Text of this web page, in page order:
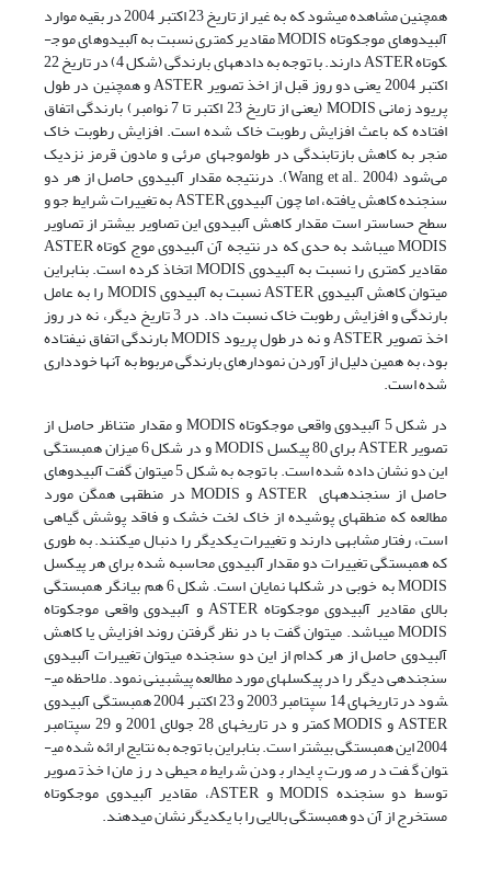
همچنین مشاهده می­شود که به غیر از تاریخ 23 اکتبر 2004 در بقیه موارد
آلبیدوهای موج­کوتاه MODIS مقادیر کمتری نسبت به آلبیدوهای موج­
کوتاه ASTER دارند. با توجه به داده­های بارندگی (شکل 4) در تاریخ 22
اکتبر 2004 یعنی دو روز قبل از اخذ تصویر ASTER و همچنین در طول
پریود زمانی MODIS (یعنی از تاریخ 23 اکتبر تا 7 نوامبر) بارندگی اتفاق
افتاده که باعث افزایش رطوبت خاک شده است. افزایش رطوبت خاک
منجر به کاهش بازتابندگی در طول­موج­های مرئی و مادون قرمز نزدیک
می‌شود (Wang et al., 2004). درنتیجه مقدار آلبیدوی حاصل از هر دو
سنجنده کاهش یافته، اما چون آلبیدوی ASTER به تغییرات شرایط جو و
سطح حساس­تر است مقدار کاهش آلبیدوی این تصاویر بیشتر از تصاویر
MODIS می­باشد به حدی که در نتیجه­ آن آلبیدوی موج کوتاه ASTER
مقادیر کمتری را نسبت به آلبیدوی MODIS اتخاذ کرده است. بنابراین
می­توان کاهش آلبیدوی ASTER نسبت به آلبیدوی MODIS را به عامل
بارندگی و افزایش رطوبت خاک نسبت داد. در 3 تاریخ دیگر، نه در روز
اخذ تصویر ASTER و نه در طول پریود MODIS بارندگی اتفاق نیفتاده
بود، به همین دلیل از آوردن نمودارهای بارندگی مربوط به آنها خودداری
شده است.
در شکل 5 آلبیدوی واقعی موج­کوتاه MODIS و مقدار متناظر حاصل از
تصویر ASTER برای 80 پیکسل MODIS و در شکل 6 میزان همبستگی
این دو نشان داده شده است. با توجه به شکل 5 می­توان گفت آلبیدوهای
حاصل از سنجنده­های ASTER و MODIS در منطقه­ی همگن مورد
مطالعه که منطقه­ای پوشیده از خاک لخت خشک و فاقد پوشش گیاهی
است، رفتار مشابهی دارند و تغییرات یکدیگر را دنبال می­کنند. به طوری
که همبستگی تغییرات دو مقدار آلبیدوی محاسبه شده برای هر پیکسل
MODIS به خوبی در شکل­ها نمایان است. شکل 6 هم بیانگر همبستگی
بالای مقادیر آلبیدوی موج­کوتاه ASTER و آلبیدوی واقعی موج­کوتاه
MODIS می­باشد. می­توان گفت با در نظر گرفتن روند افزایش یا کاهش
آلبیدوی حاصل از هر کدام از این دو سنجنده می­توان تغییرات آلبیدوی
سنجنده­ی دیگر را در پیکسل­های مورد مطالعه پیش­بینی نمود. ملاحظه می­
شود در تاریخ­های 14 سپتامبر 2003 و 23 اکتبر 2004 همبستگی آلبیدوی
ASTER و MODIS کمتر و در تاریخ­های 28 جولای 2001 و 29 سپتامبر
2004 این همبستگی بیشتر است. بنابراین با توجه به نتایج ارائه شده می­
توان گفت در صورت پایدار بودن شرایط محیطی در زمان اخذ تصویر
توسط دو سنجنده­ MODIS و ASTER، مقادیر آلبیدوی موج­کوتاه
مستخرج از آن دو همبستگی بالایی را با یکدیگر نشان می­دهند.